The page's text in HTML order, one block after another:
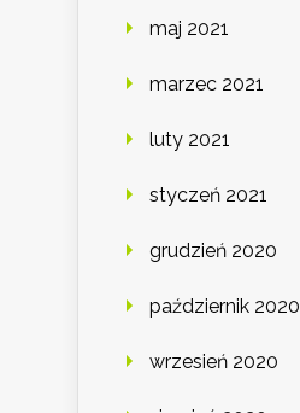
maj 2021
marzec 2021
luty 2021
styczeń 2021
grudzień 2020
październik 2020
wrzesień 2020